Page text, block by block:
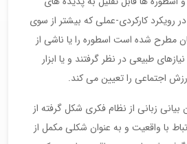
رویکرد کارکردی-عملی که بیشتر از سوی
مطرح شده است اسطوره را یا ناشی از
طبیعی در نظر گرفتند و یا ابزار
اجتماعی را تعیین می کند.
بیانی زبانی از نظام فکری شکل گرفته از
با واقعیت و به عنوان شکلی مکمل از